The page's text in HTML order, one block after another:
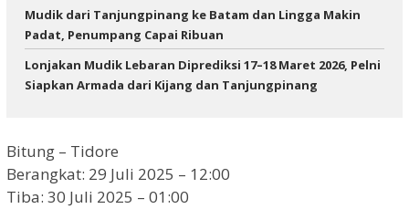
Mudik dari Tanjungpinang ke Batam dan Lingga Makin
Padat, Penumpang Capai Ribuan
Lonjakan Mudik Lebaran Diprediksi 17–18 Maret 2026, Pelni
Siapkan Armada dari Kijang dan Tanjungpinang
Bitung – Tidore
Berangkat: 29 Juli 2025 – 12:00
Tiba: 30 Juli 2025 – 01:00